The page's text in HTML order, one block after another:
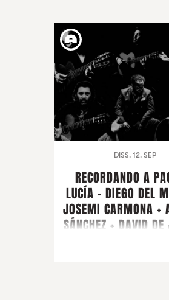
DISS. 12. SEP
RECORDANDO A
LUCÍA - DIEGO DEL
JOSEMI CARMONA +
SÁNCHEZ + DAVID DE